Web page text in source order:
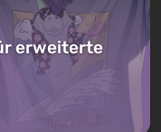
erweiterte